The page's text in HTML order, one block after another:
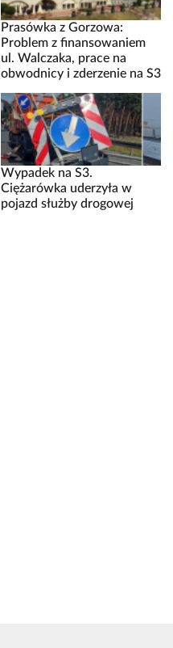
Prasówka z Gorzowa:
Problem z finansowaniem
ul. Walczaka, prace na
obwodnicy i zderzenie na S3
Wypadek na S3.
Ciężarówka uderzyła w
pojazd służby drogowej